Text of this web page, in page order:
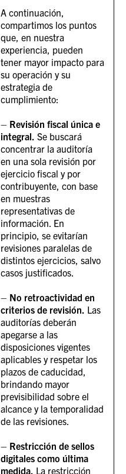
A continuación,
compartimos los puntos
que, en nuestra
experiencia, pueden
tener mayor impacto para
su operación y su
estrategia de
cumplimiento:
– Revisión fiscal única e
integral. Se buscará
concentrar la auditoría
en una sola revisión por
ejercicio fiscal y por
contribuyente, con base
en muestras
representativas de
información. En
principio, se evitarían
revisiones paralelas de
distintos ejercicios, salvo
casos justificados.
– No retroactividad en
criterios de revisión. Las
auditorías deberán
apegarse a las
disposiciones vigentes
aplicables y respetar los
plazos de caducidad,
brindando mayor
previsibilidad sobre el
alcance y la temporalidad
de las revisiones.
– Restricción de sellos
digitales como última
medida. La restricción